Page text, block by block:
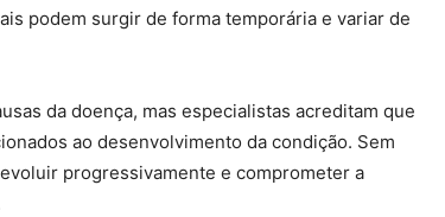
podem surgir de forma temporária e variar de
da doença, mas especialistas acreditam que
ao desenvolvimento da condição. Sem
progressivamente e comprometer a